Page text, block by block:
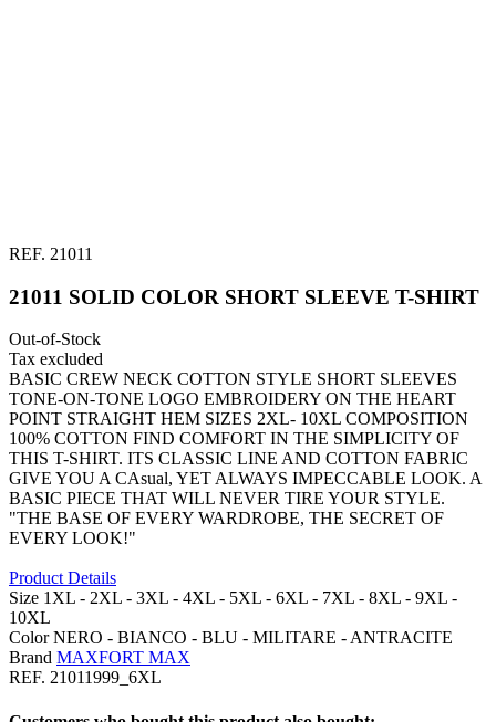
REF. 21011
21011 SOLID COLOR SHORT SLEEVE T-SHIRT
Out-of-Stock
Tax excluded
BASIC CREW NECK COTTON STYLE SHORT SLEEVES
TONE-ON-TONE LOGO EMBROIDERY ON THE HEART
POINT STRAIGHT HEM SIZES 2XL- 10XL COMPOSITION
100% COTTON FIND COMFORT IN THE SIMPLICITY OF
THIS T-SHIRT. ITS CLASSIC LINE AND COTTON FABRIC
GIVE YOU A CAsual, YET ALWAYS IMPECCABLE LOOK. A
BASIC PIECE THAT WILL NEVER TIRE YOUR STYLE.
"THE BASE OF EVERY WARDROBE, THE SECRET OF
EVERY LOOK!"
Product Details
Size 1XL - 2XL - 3XL - 4XL - 5XL - 6XL - 7XL - 8XL - 9XL -
10XL
Color NERO - BIANCO - BLU - MILITARE -ANTRACITE
Brand MAXFORT MAX
REF. 21011999_6XL